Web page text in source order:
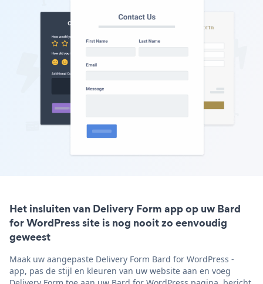
Het insluiten van Delivery Form app op uw Bard
for WordPress site is nog nooit zo eenvoudig
geweest
Maak uw aangepaste Delivery Form Bard for WordPress -
app, pas de stijl en kleuren van uw website aan en voeg